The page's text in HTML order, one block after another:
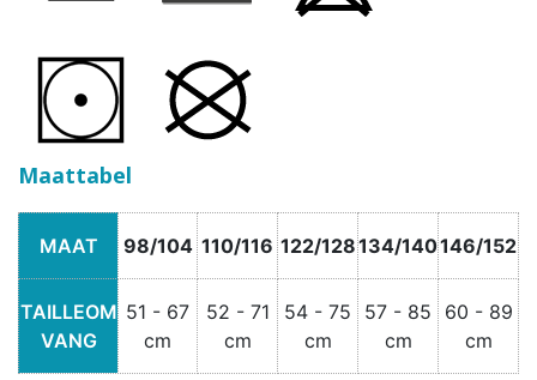
Maattabel
MAAT 98/104 110/116 122/128134/140146/152
TAILLEOM
VANG
51 - 67
cm
52 - 71
cm
54 - 75
cm
57 - 85
cm
60 - 89
cm